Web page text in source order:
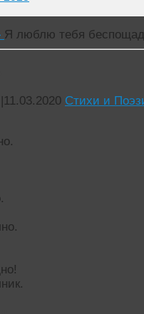
Я люблю тебя
|11.03.2020 Стихи и